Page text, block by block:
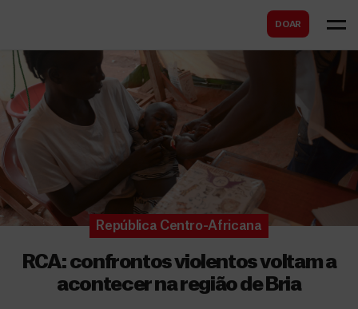
DOAR
a
r
República Centro-Africana
RCA: confrontos violentos voltam a
acontecer na região de Bria
c
r